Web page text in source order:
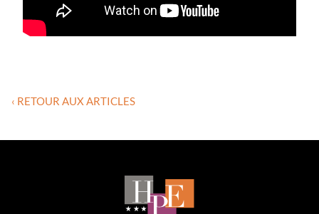
‹ RETOUR AUX ARTICLES